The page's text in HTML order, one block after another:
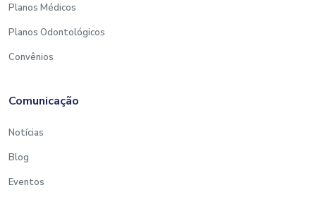
Planos Médicos
Planos Odontológicos
Convênios
Comunicação
Notícias
Blog
Eventos